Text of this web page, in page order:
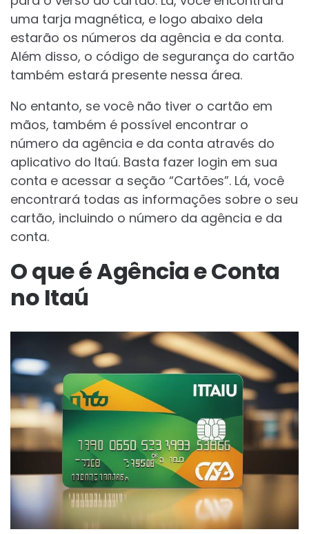
uma tarja magnética, e logo abaixo dela
estarão os números da agência e da conta.
Além disso, o código de segurança do cartão
também estará presente nessa área.
No entanto, se você não tiver o cartão em
mãos, também é possível encontrar o
número da agência e da conta através do
aplicativo do Itaú. Basta fazer login em sua
conta e acessar a seção “Cartões”. Lá, você
encontrará todas as informações sobre o seu
cartão, incluindo o número da agência e da
conta.
O que é Agência e Conta
no Itaú